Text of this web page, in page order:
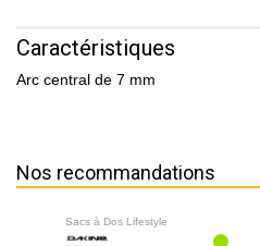
Caractéristiques
Arc central de 7 mm
Nos recommandations
Sacs à Dos Lifestyle